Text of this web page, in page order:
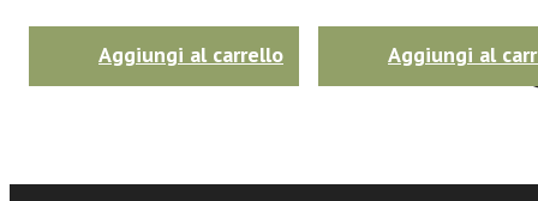
Aggiungi al carrello Aggiungi al